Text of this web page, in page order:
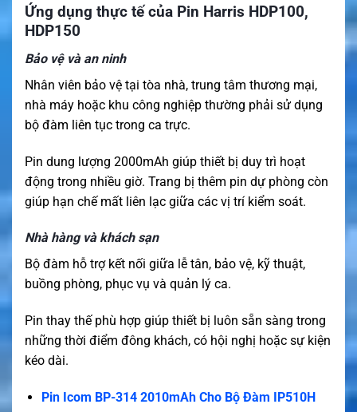
Ứng dụng thực tế của Pin Harris HDP100,
HDP150
Bảo vệ và an ninh
Nhân viên bảo vệ tại tòa nhà, trung tâm thương mại,
nhà máy hoặc khu công nghiệp thường phải sử dụng
bộ đàm liên tục trong ca trực.
Pin dung lượng 2000mAh giúp thiết bị duy trì hoạt
động trong nhiều giờ. Trang bị thêm pin dự phòng còn
giúp hạn chế mất liên lạc giữa các vị trí kiểm soát.
Nhà hàng và khách sạn
Bộ đàm hỗ trợ kết nối giữa lễ tân, bảo vệ, kỹ thuật,
buồng phòng, phục vụ và quản lý ca.
Pin thay thế phù hợp giúp thiết bị luôn sẵn sàng trong
những thời điểm đông khách, có hội nghị hoặc sự kiện
kéo dài.
Pin Icom BP-314 2010mAh Cho Bộ Đàm IP510H